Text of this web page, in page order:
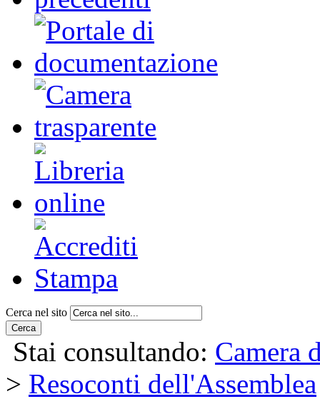
Cerca nel sito
Cerca
Stai consultando: Camera
> Resoconti dell'Assemblea